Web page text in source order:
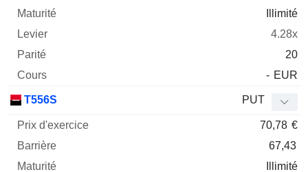
Illimité
4.28x
20
- EUR
T556S PUT
70,78 €
67,43
Illimité